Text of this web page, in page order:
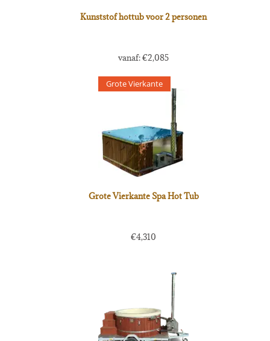
Kunststof hottub voor 2 personen
vanaf:€2,085
Grote Vierkante
Grote Vierkante Spa Hot Tub
€4,310